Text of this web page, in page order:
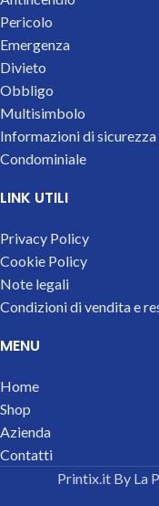
Pericolo
Emergenza
Divieto
Obbligo
Multisimbolo
Informazioni di sicurezza
Condominiale
LINK UTILI
Privacy Policy
Cookie Policy
Note legali
Condizioni di vendita e
MENU
Home
Shop
Azienda
Contatti
Printix.it By La